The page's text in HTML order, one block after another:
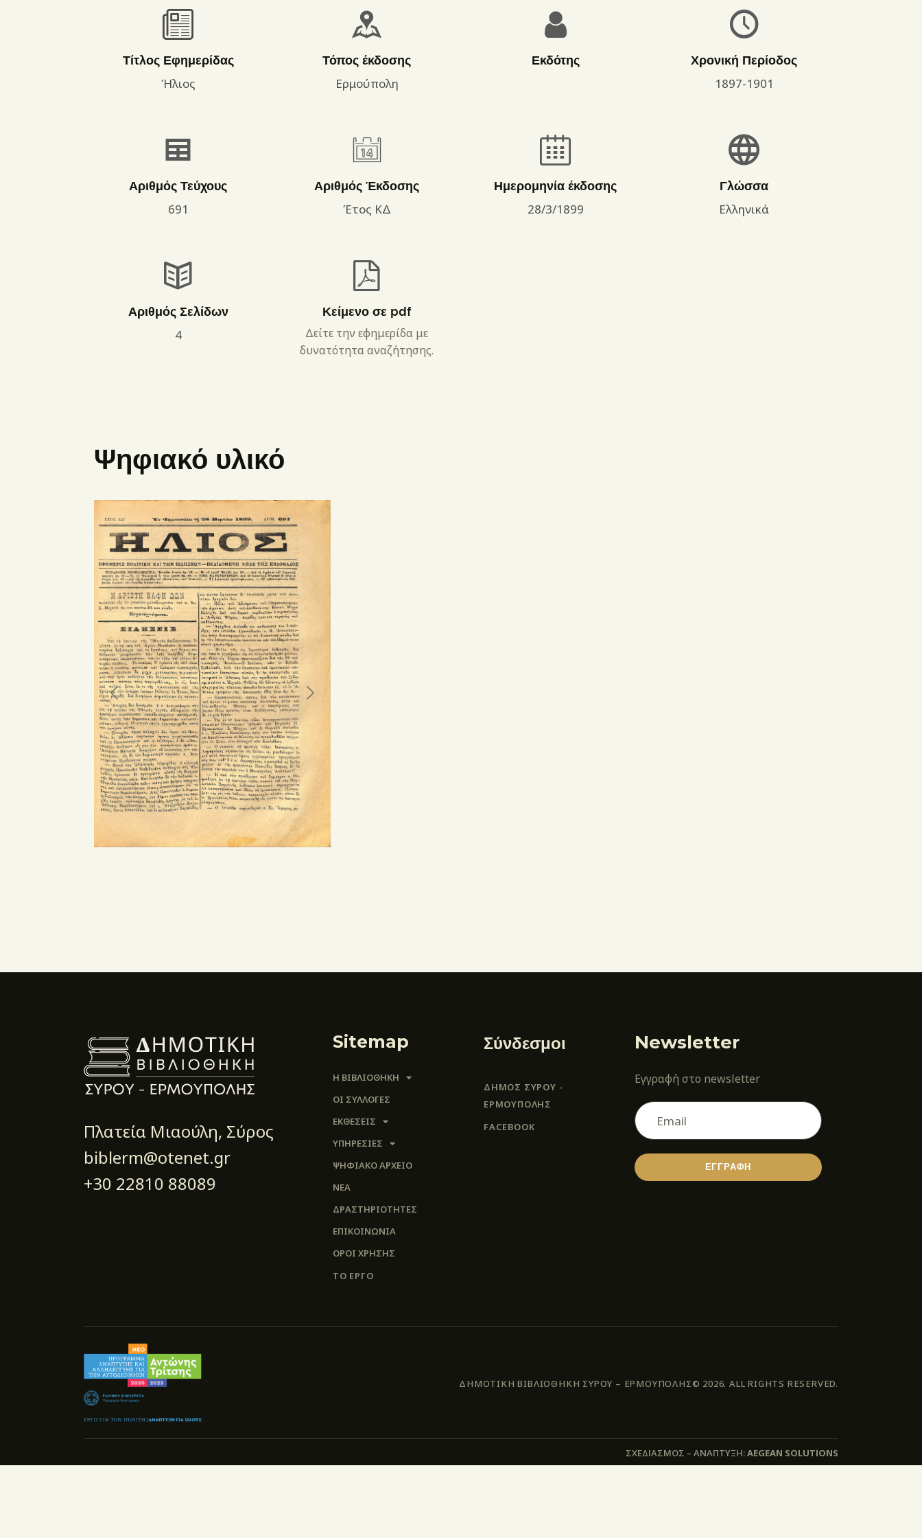
Τίτλος Εφημερίδας
Ήλιος
Τόπος έκδοσης
Ερμούπολη
Εκδότης
Χρονική Περίοδος
1897-1901
Αριθμός Τεύχους
691
Αριθμός Έκδοσης
Έτος ΚΔ
Ημερομηνία έκδοσης
28/3/1899
Γλώσσα
Ελληνικά
Αριθμός Σελίδων
4
Κείμενο σε pdf
Δείτε την εφημερίδα με
δυνατότητα αναζήτησης.
Ψηφιακό υλικό
Πλατεία Μιαούλη, Σύρος
biblerm@otenet.gr
+30 22810 88089
Sitemap
Η ΒΙΒΛΙΟΘΗΚΗ
ΟΙ ΣΥΛΛΟΓΈΣ
ΕΚΘΕΣΕΙΣ
ΥΠΗΡΕΣΙΕΣ
ΨΗΦΙΑΚΌ ΑΡΧΕΊΟ
ΝΕΑ
ΔΡΑΣΤΗΡΙΟΤΗΤΕΣ
ΕΠΙΚΟΙΝΩΝΊΑ
ΌΡΟΙ ΧΡΉΣΗΣ
ΤΟ ΕΡΓΟ
Σύνδεσμοι
ΔΗΜΟΣ ΣΥΡΟΥ -
ΕΡΜΟΎΠΟΛΗΣ
FACEBOOK
Newsletter
Εγγραφή στο newsletter
ΕΓΓΡΑΦΗ
ΔΗΜΟΤΙΚΗ ΒΙΒΛΙΟΘΗΚΗ ΣΥΡΟΥ – ΕΡΜΟΥΠΟΛΗΣ© 2026. ALL RIGHTS RESERVED.
ΣΧΕΔΙΑΣΜΟΣ – ΑΝΑΠΤΥΞΗ:AEGEAN SOLUTIONS